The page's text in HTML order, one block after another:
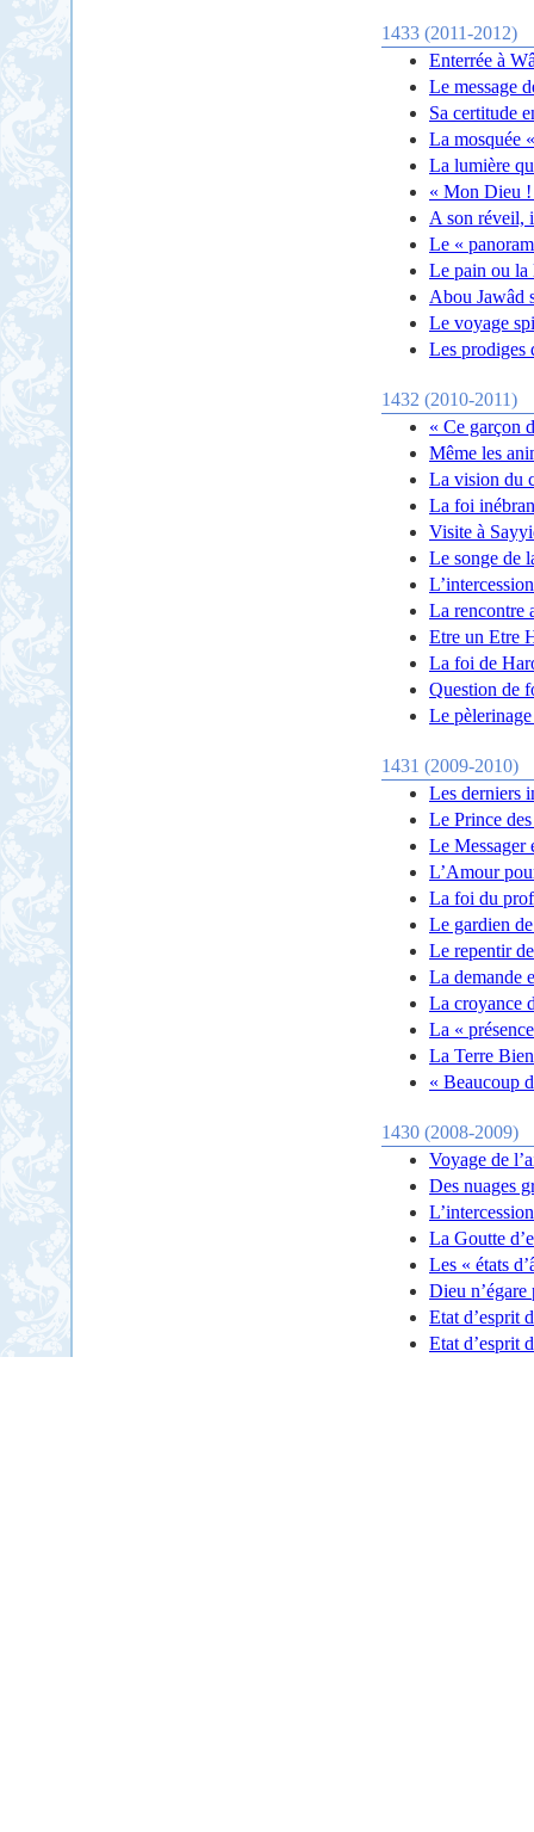
1433 (2011-2012)
Enterrée à
Le message
Sa certitude
La mosquée
La lumière
« Mon Dieu !
A son réveil,
Le «
Le pain ou la
Abou Jawâd
Le voyage
Les prodiges
1432 (2010-2011)
« Ce garçon
Même les
La vision du
La foi
Visite à
Le songe de
La rencontre
Etre un Etre
La foi de
Question de
Le
1431 (2009-2010)
Les derniers
Le Prince
Le Messager
L’Amour
La foi du
Le gardien
Le repentir
La demande
La croyance
La «
La Terre
« Beaucoup
1430 (2008-2009)
Voyage de
Des nuages
La Goutte
Les « états
Dieu
Etat d’esprit
Etat d’esprit